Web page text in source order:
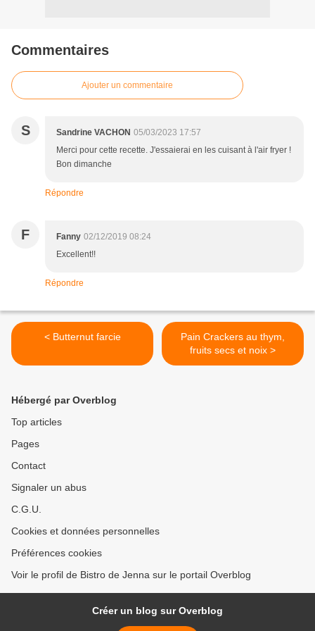
Commentaires
Ajouter un commentaire
S Sandrine VACHON 05/03/2023 17:57
Merci pour cette recette. J'essaierai en les cuisant à l'air fryer !
Bon dimanche
Répondre
F Fanny 02/12/2019 08:24
Excellent!!
Répondre
< Butternut farcie
Pain Crackers au thym,
fruits secs et noix >
Hébergé par Overblog
Top articles
Pages
Contact
Signaler un abus
C.G.U.
Cookies et données personnelles
Préférences cookies
Voir le profil de Bistro de Jenna sur le portail Overblog
Créer un blog sur Overblog